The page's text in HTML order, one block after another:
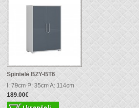
Spintelė BZY-BT6
I: 79cm P: 35cm A: 114cm
189.00€